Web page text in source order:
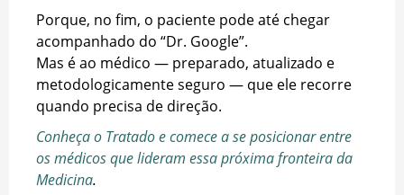
Porque, no fim, o paciente pode até chegar
acompanhado do “Dr. Google”.
Mas é ao médico — preparado, atualizado e
metodologicamente seguro — que ele recorre
quando precisa de direção.
Conheça o Tratado e comece a se posicionar entre
os médicos que lideram essa próxima fronteira da
Medicina.